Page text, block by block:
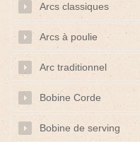
Arcs classiques
Arcs à poulie
Arc traditionnel
Bobine Corde
Bobine de serving